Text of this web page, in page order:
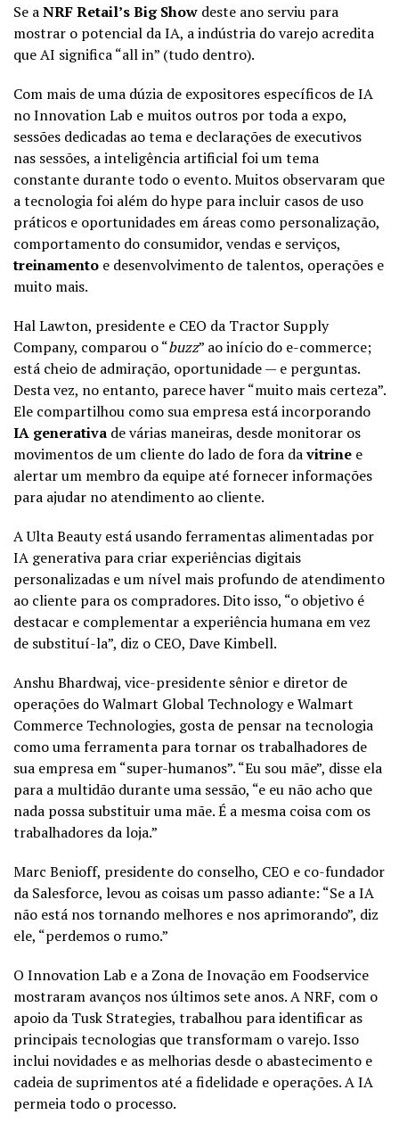
Se aNRF Retail’s Big Show deste ano serviu para
mostrar o potencial da IA, a indústria do varejo acredita
que AI significa “all in” (tudo dentro).
Com mais de uma dúzia de expositores específicos de IA
no Innovation Lab e muitos outros por toda a expo,
sessões dedicadas ao tema e declarações de executivos
nas sessões, a inteligência artificial foi um tema
constante durante todo o evento. Muitos observaram que
a tecnologia foi além do hype para incluir casos de uso
práticos e oportunidades em áreas como personalização,
comportamento do consumidor, vendas e serviços,
treinamento e desenvolvimento de talentos, operações e
muito mais.
Hal Lawton, presidente e CEO da Tractor Supply
Company, comparou o “buzz” ao início do e-commerce;
está cheio de admiração, oportunidade — e perguntas.
Desta vez, no entanto, parece haver “muito mais certeza”.
Ele compartilhou como sua empresa está incorporando
IA generativa de várias maneiras, desde monitorar os
movimentos de um cliente do lado de fora davitrine e
alertar um membro da equipe até fornecer informações
para ajudar no atendimento ao cliente.
A Ulta Beauty está usando ferramentas alimentadas por
IA generativa para criar experiências digitais
personalizadas e um nível mais profundo de atendimento
ao cliente para os compradores. Dito isso, “o objetivo é
destacar e complementar a experiência humana em vez
de substituí-la”, diz o CEO, Dave Kimbell.
Anshu Bhardwaj, vice-presidente sênior e diretor de
operações do Walmart Global Technology e Walmart
Commerce Technologies, gosta de pensar na tecnologia
como uma ferramenta para tornar os trabalhadores de
sua empresa em “super-humanos”. “Eu sou mãe”, disse ela
para a multidão durante uma sessão, “e eu não acho que
nada possa substituir uma mãe. É a mesma coisa com os
trabalhadores da loja.”
Marc Benioff, presidente do conselho, CEO e co-fundador
da Salesforce, levou as coisas um passo adiante: “Se a IA
não está nos tornando melhores e nos aprimorando”, diz
ele, “perdemos o rumo.”
O Innovation Lab e a Zona de Inovação em Foodservice
mostraram avanços nos últimos sete anos. A NRF, com o
apoio da Tusk Strategies, trabalhou para identificar as
principais tecnologias que transformam o varejo. Isso
inclui novidades e as melhorias desde o abastecimento e
cadeia de suprimentos até a fidelidade e operações. A IA
permeia todo o processo.